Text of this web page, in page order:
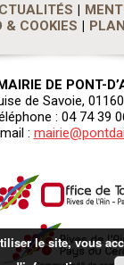
& COOKIES
MAIRIE DE PONT-
de Savoie,
: 04 74 39
:
le site, vous